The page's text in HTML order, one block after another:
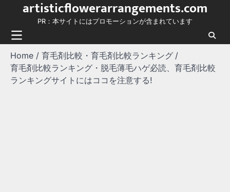
content
artisticflowerarrangements.com
PR：本サイトにはプロモーションが含まれています
Home
育毛剤比較・育毛剤比較ランキング
育毛剤比較ランキング・脱毛薄毛ハゲ必読、育毛剤比較
ランキングサイトにはココを注意する!